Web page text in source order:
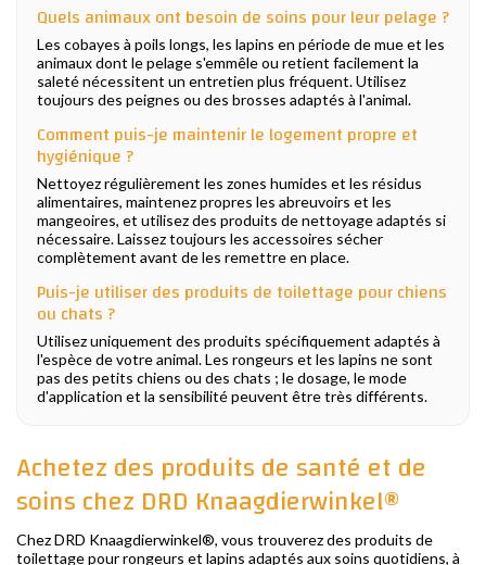
Quels animaux ont besoin de soins pour leur pelage ?
Les cobayes à poils longs, les lapins en période de mue et les
animaux dont le pelage s'emmêle ou retient facilement la
saleté nécessitent un entretien plus fréquent. Utilisez
toujours des peignes ou des brosses adaptés à l'animal.
Comment puis-je maintenir le logement propre et
hygiénique ?
Nettoyez régulièrement les zones humides et les résidus
alimentaires, maintenez propres les abreuvoirs et les
mangeoires, et utilisez des produits de nettoyage adaptés si
nécessaire. Laissez toujours les accessoires sécher
complètement avant de les remettre en place.
Puis-je utiliser des produits de toilettage pour chiens
ou chats ?
Utilisez uniquement des produits spécifiquement adaptés à
l'espèce de votre animal. Les rongeurs et les lapins ne sont
pas des petits chiens ou des chats ; le dosage, le mode
d'application et la sensibilité peuvent être très différents.
Achetez des produits de santé et de
soins chez DRD Knaagdierwinkel®
Chez DRD Knaagdierwinkel®, vous trouverez des produits de
toilettage pour rongeurs et lapins adaptés aux soins quotidiens, à